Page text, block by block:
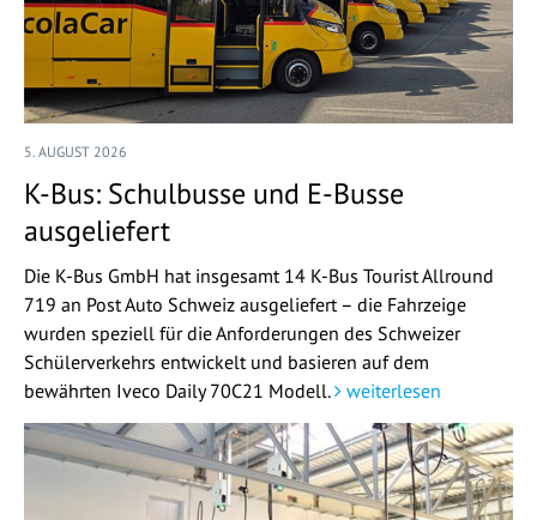
5. AUGUST 2026
K-Bus: Schulbusse und E-Busse
ausgeliefert
Die K-Bus GmbH hat insgesamt 14 K-Bus Tourist Allround
719 an Post Auto Schweiz ausgeliefert – die Fahrzeige
wurden speziell für die Anforderungen des Schweizer
Schülerverkehrs entwickelt und basieren auf dem
bewährten Iveco Daily 70C21 Modell.
weiterlesen